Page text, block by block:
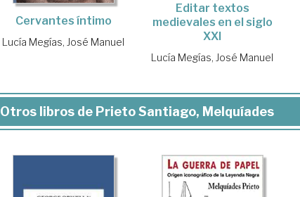
Cervantes íntimo
Lucía Megías, José Manuel
Editar textos
medievales en el siglo
XXI
Lucía Megías, José Manuel
Otros libros de Prieto Santiago, Melquíades